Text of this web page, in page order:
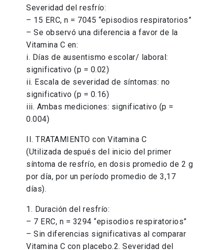
Severidad del resfrío:
– 15 ERC, n = 7045 “episodios respiratorios”
– Se observó una diferencia a favor de la
Vitamina C en:
i. Días de ausentismo escolar/ laboral:
significativo (p = 0.02)
ii. Escala de severidad de síntomas: no
significativo (p = 0.16)
iii. Ambas mediciones: significativo (p =
0.004)
II. TRATAMIENTO con Vitamina C
(Utilizada después del inicio del primer
síntoma de resfrío, en dosis promedio de 2 g
por día, por un período promedio de 3,17
días).
1. Duración del resfrío:
– 7 ERC, n = 3294 “episodios respiratorios”
– Sin diferencias significativas al comparar
Vitamina C con placebo.2. Severidad del